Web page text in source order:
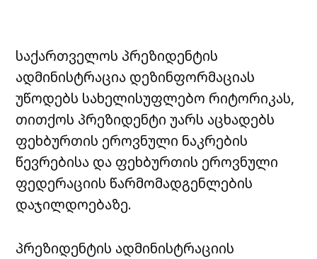
საქართველოს პრეზიდენტის
ადმინისტრაცია დეზინფორმაციას
უწოდებს სახელისუფლებო რიტორიკას,
თითქოს პრეზიდენტი უარს აცხადებს
ფეხბურთის ეროვნული ნაკრების
წევრებისა და ფეხბურთის ეროვნული
ფედერაციის წარმომადგენლების
დაჯილდოებაზე.
პრეზიდენტის ადმინისტრაციის